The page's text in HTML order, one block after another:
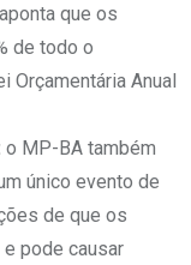
que os
de todo o
Orçamentária Anual
o MP-BA também
único evento de
de que os
pode causar